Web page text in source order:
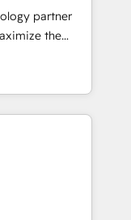
💻 -
a technical
partner
the
fastest-
&
experience
🌟